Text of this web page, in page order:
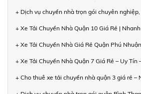
+ Dịch vụ chuyển nhà trọn gói chuyên
+ Xe Tải Chuyển Nhà Quận 10 Giá Rẻ |
+ Xe Tải Chuyển Nhà Giá Rẻ Quận Phú
+ Xe Tải Chuyển Nhà Quận 7 Giá Rẻ – Uy Tín
+ Cho thuê xe tải chuyển nhà quận 3 giá rẻ –